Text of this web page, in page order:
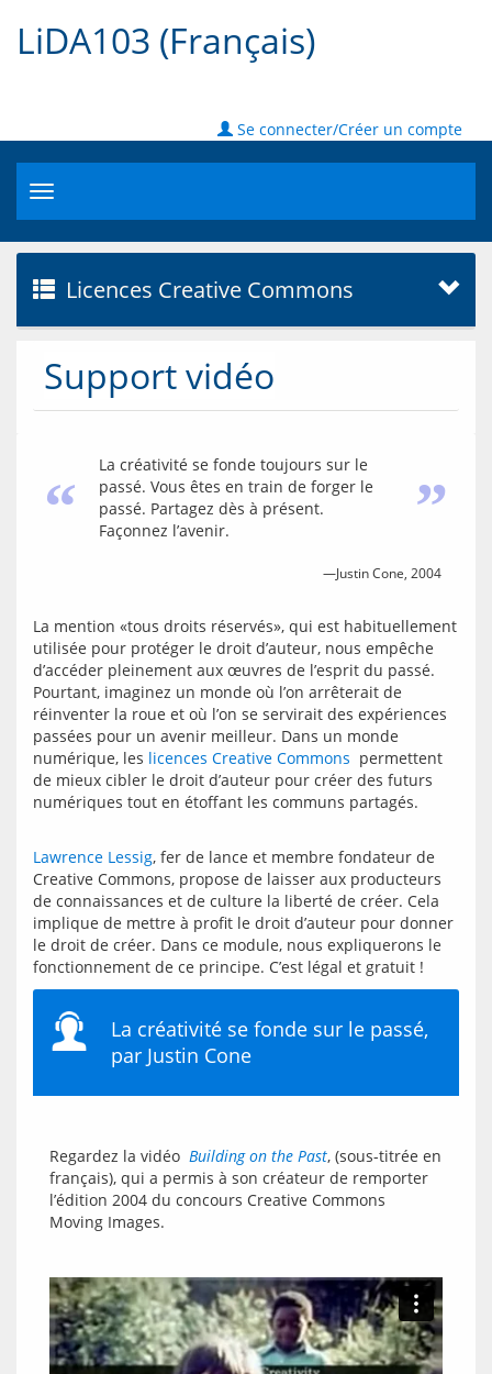
LiDA103 (Français)
Se connecter/Créer un compte
Toggle
navigation
Licences Creative Commons
Support vidéo
“
La créativité se fonde toujours sur le
passé. Vous êtes en train de forger le
passé. Partagez dès à présent.
Façonnez l’avenir.
”
—Justin Cone, 2004
La mention «tous droits réservés», qui est habituellement
utilisée pour protéger le droit d’auteur, nous empêche
d’accéder pleinement aux œuvres de l’esprit du passé.
Pourtant, imaginez un monde où l’on arrêterait de
réinventer la roue et où l’on se servirait des expériences
passées pour un avenir meilleur. Dans un monde
numérique, les licences Creative Commons
  permettent
de mieux cibler le droit d’auteur pour créer des futurs
Lawrence Lessig, fer de lance et membre fondateur de
Creative Commons, propose de laisser aux producteurs
de connaissances et de culture la liberté de créer. Cela
implique de mettre à profit le droit d’auteur pour donner
le droit de créer. Dans ce module, nous expliquerons le
La créativité se fonde sur le passé,
par Justin Cone
Regardez la vidéo Building on the Past, (sous-titrée en
français), qui a permis à son créateur de remporter
l’édition 2004 du concours Creative Commons